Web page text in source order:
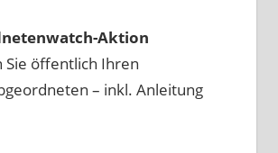
Aktion
öffentlich Ihren
– inkl. Anleitung